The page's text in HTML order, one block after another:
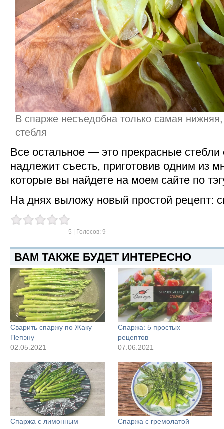
В спарже несъедобна только самая нижняя,
стебля
Все остальное — это прекрасные
надлежит съесть, приготовив одним из
которые вы найдете на моем сайте по
На днях выложу новый простой рецепт:
5 | Голосов: 9
ВАМ ТАКЖЕ БУДЕТ ИНТЕРЕСНО
Сварить спаржу по Жаку
Пепэну
02.05.2021
Спаржа: 5 простых
рецептов
07.06.2021
Спаржа с лимонным
Спаржа с гремолатой